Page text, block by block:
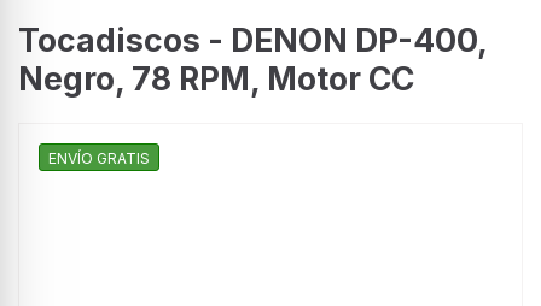
Tocadiscos - DENON DP-400,
Negro, 78 RPM, Motor CC
ENVÍO GRATIS